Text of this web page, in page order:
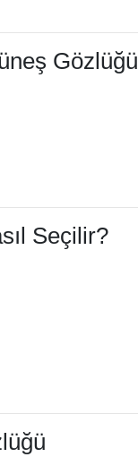
Gözlüğü
Seçilir?